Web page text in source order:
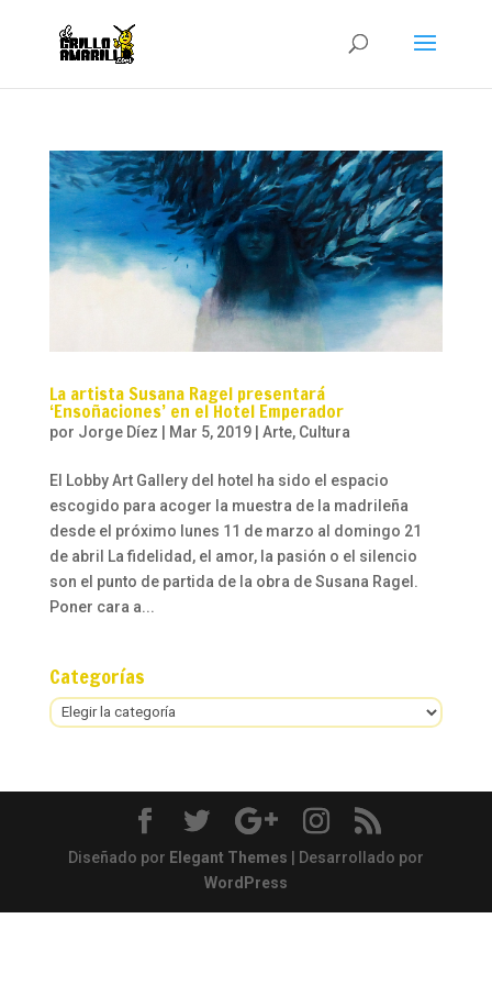
La artista Susana Ragel presentará
‘Ensoñaciones’ en el Hotel Emperador
por Jorge Díez Mar 5, 2019| Arte, Cultura
El Lobby Art Gallery del hotel ha sido el espacio
escogido para acoger la muestra de la madrileña
desde el próximo lunes 11 de marzo al domingo 21
de abril La fidelidad, el amor, la pasión o el silencio
son el punto de partida de la obra de Susana Ragel.
Poner cara a...
Categorías
Categorías
Diseñado por Elegant Themes | Desarrollado por
WordPress